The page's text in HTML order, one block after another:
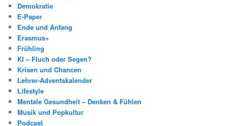
Demokratie
E-Paper
Ende und Anfang
Erasmus+
Frühling
KI – Fluch oder Segen?
Krisen und Chancen
Lehrer-Adventskalender
Lifestyle
Mentale Gesundheit – Denken & Fühlen
Musik und Popkultur
Podcast